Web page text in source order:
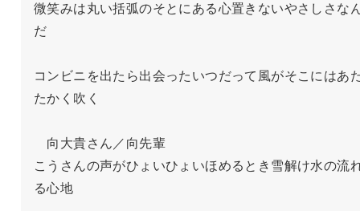
微笑みは丸い括弧のそとにある心置きないやさしさな
だ
コンビニを出たら出会ったいつだって風がそこにはあ
たかく吹く
向大貴さん／向先輩
こうさんの声がひょいひょいほめるとき雪解け水の流
る心地